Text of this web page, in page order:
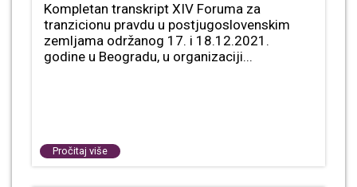
Kompletan transkript XIV Foruma za
tranzicionu pravdu u postjugoslovenskim
zemljama održanog 17. i 18.12.2021.
godine u Beogradu, u organizaciji...
Pročitaj više